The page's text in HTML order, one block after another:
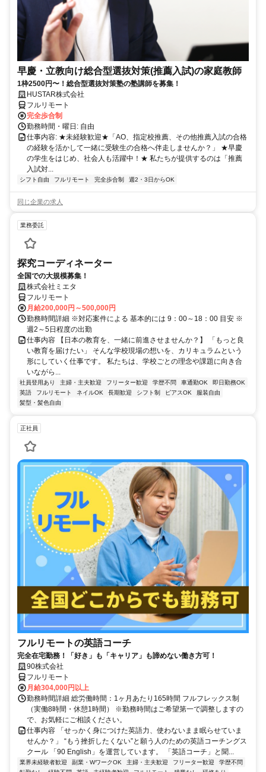
早慶・立教向け総合型選抜対策(推薦入試)の家庭教師
1枠2500円〜！総合型選抜対策塾の塾講師を募集！
HUSTAR株式会社
フルリモート
完全歩合制
勤務時間・曜日: 自由
仕事内容: ★未経験歓迎★「AO、指定校推薦、その他推薦入試の合格
の経験を活かして一緒に受験生の合格へ伴走しませんか？」 ★早慶
の学生をはじめ、社会人も活躍中！★ 私たちが提供するのは「推薦
入試対...
シフト自由 フルリモート 完全歩合制 週2・3日からOK
同じ企業の求人
業務委託
探究コーディネーター
全国での大規模募集！
株式会社ミエタ
フルリモート
月給200,000円～500,000円
勤務時間詳細 ※対応案件による 基本的には 9：00～18：00 目安 ※
週2～5日程度の出勤
仕事内容 【日本の教育を、一緒に前進させませんか？】 「もっと良
い教育を届けたい」 そんな学校現場の想いを、カリキュラムという
形にしていく仕事です。 私たちは、学校ごとの理念や課題に向き合
いながら...
社員登用あり 主婦・主夫歓迎 フリーター歓迎 学歴不問 車通勤OK
即日勤務OK
英語
フルリモート ネイルOK 長期歓迎 シフト制 ピアスOK
服装自由
髪型・髪色自由
正社員
フルリモートの英語コーチ
完全在宅勤務！「好き」も「キャリア」も諦めない働き方可！
90株式会社
フルリモート
月給304,000円以上
勤務時間詳細 総労働時間：1ヶ月あたり165時間 フルフレックス制
（実働8時間・休憩1時間） ※勤務時間はご希望第一で調整しますの
で、お気軽にご相談ください。
仕事内容 「せっかく身につけた英語力、使わないまま眠らせていま
せんか？」 “もう挫折したくない”と願う人のための英語コーチングス
クール 「90 English」を運営しています。 「英語コーチ」と聞...
業界未経験者歓迎 副業・WワークOK 主婦・主夫歓迎 フリーター歓迎
学歴不問